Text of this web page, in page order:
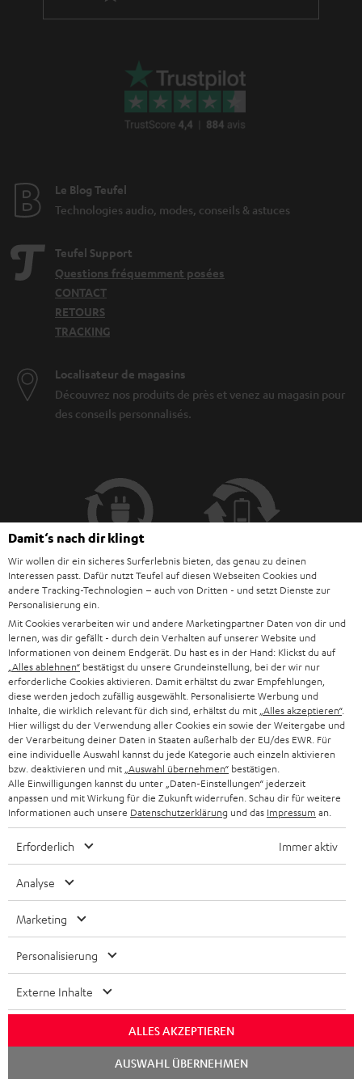
Le Blog Teufel
Technologies audio, modes, conseils & astuces
Teufel Support
Questions fréquemment posées
CONTACT
RETOURS
TRACKING
Localisateur de magasins
Découvrez nos produits de près et venez au magasin pour
des conseils personnalisés.
JUSQU'À -
CHF 45
I
n
s
c
r
i
v
e
z
-
v
o
u
Choisissez votre bon d'achat !
Inscrivez-vous à la newsletter et recevez jusqu'à
CHF 45 de remise.
EMAIL
WIDGET
Catégories
SYSTEMES COMPLETS HOME CINEMA
SUPPORT
chat
Damit‘s nach dir klingt
Wir wollen dir ein sicheres Surferlebnis bieten, das genau zu deinen
Interessen passt. Dafür nutzt Teufel auf diesen Webseiten Cookies und
andere Tracking-Technologien – auch von Dritten - und setzt Dienste zur
Personalisierung ein.
Mit Cookies verarbeiten wir und andere Marketingpartner Daten von dir und
lernen, was dir gefällt - durch dein Verhalten auf unserer Website und
Informationen von deinem Endgerät. Du hast es in der Hand: Klickst du auf
„Alles ablehnen“ bestätigst du unsere Grundeinstellung, bei der wir nur
erforderliche Cookies aktivieren. Damit erhältst du zwar Empfehlungen,
diese werden jedoch zufällig ausgewählt. Personalisierte Werbung und
Inhalte, die wirklich relevant für dich sind, erhältst du mit „Alles akzeptieren“.
Hier willigst du der Verwendung aller Cookies ein sowie der Weitergabe und
der Verarbeitung deiner Daten in Staaten außerhalb der EU/des EWR. Für
eine individuelle Auswahl kannst du jede Kategorie auch einzeln aktivieren
bzw. deaktivieren und mit „Auswahl übernehmen“ bestätigen.
Alle Einwilligungen kannst du unter „Daten-Einstellungen“ jederzeit
anpassen und mit Wirkung für die Zukunft widerrufen. Schau dir für weitere
Informationen auch unsere Datenschutzerklärung und das Impressum an.
Erforderlich Immer aktiv
Analyse
Marketing
Personalisierung
Externe Inhalte
ALLES AKZEPTIEREN
AUSWAHL ÜBERNEHMEN